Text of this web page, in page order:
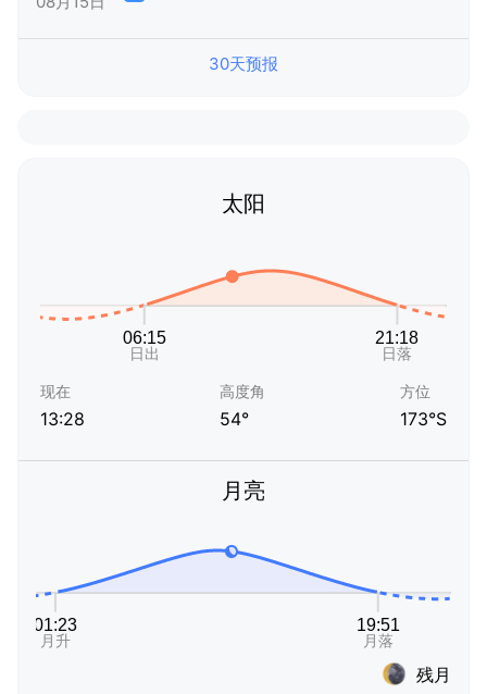
30天预报
太阳
现在
13:28
高度角
54°
方位
173°S
月亮
残月